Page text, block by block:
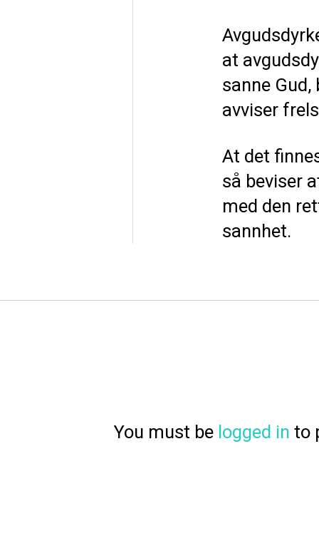
at
sanne
avviser
At det
så beviser
med den
sannhet.
You must be logged in to